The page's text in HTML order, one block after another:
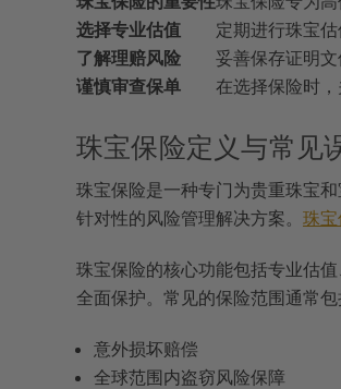
选择专业估值
定期进行珠宝
了解理赔风险
妥善保存证明文
谨慎审查保单
在选择保险时
珠宝保险定义与常见
珠宝保险是一种专门为贵重珠宝
针对性的风险管理解决方案。 珠
珠宝保险的核心功能包括专业估
全面保护。常见的保险范围通常包
意外损坏赔偿
全球范围内盗窃风险保障